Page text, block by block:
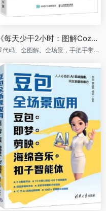
《每天少干2小时：图解CozeAI智能体从入门到精通》
零代码、全图解、全场景，手把手带你搭建属于自己的AI助手